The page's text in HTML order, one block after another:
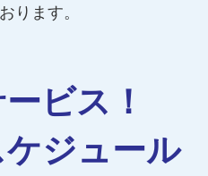
ります。
ビス！
ジュール